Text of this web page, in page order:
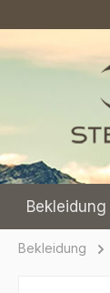
Bekleidung
Bekleidung